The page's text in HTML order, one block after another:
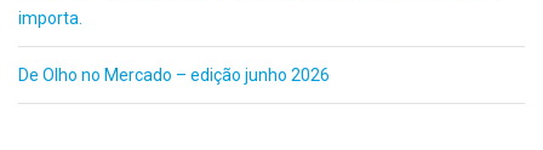
importa.
De Olho no Mercado – edição junho 2026